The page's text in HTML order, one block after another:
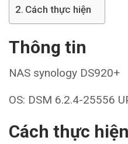
Cách thực hiện
Thông tin
NAS synology DS920+
OS: DSM 6.2.4-25556
Cách thực hiện